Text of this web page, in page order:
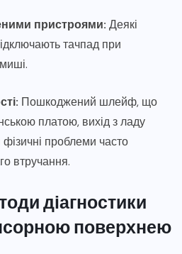
пристроями: Деякі
тачпад при
Пошкоджений шлейф, що
платою, вихід з ладу
проблеми часто
втручання.
діагностики
поверхнею